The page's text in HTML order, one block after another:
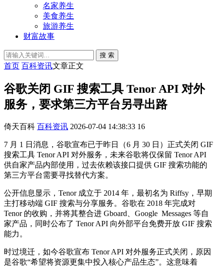
名家养生
美食养生
旅游养生
财富故事
搜 索
首页 百科资讯文章正文
谷歌关闭 GIF 搜索工具 Tenor API 对外
服务，要求第三方平台另寻出路
倚天百科 百科资讯 2026-07-04 14:38:33 16
7 月 1 日消息，谷歌宣布已于昨日（6 月 30 日）正式关闭 GIF
搜索工具 Tenor API 对外服务，未来谷歌将仅保留 Tenor API
供自家产品内部使用，过去依赖该接口提供 GIF 搜索功能的
第三方平台需要寻找替代方案。
公开信息显示，Tenor 成立于 2014 年，最初名为 Riffsy，早期
主打移动端 GIF 搜索与分享服务。谷歌在 2018 年完成对
Tenor 的收购，并将其整合进 Gboard、Google Messages 等自
家产品，同时公布了 Tenor API 向外部平台免费开放 GIF 搜索
能力。
时过境迁，如今谷歌宣布 Tenor API 对外服务正式关闭，原因
是谷歌“希望将资源更集中投入核心产品生态”。这意味着